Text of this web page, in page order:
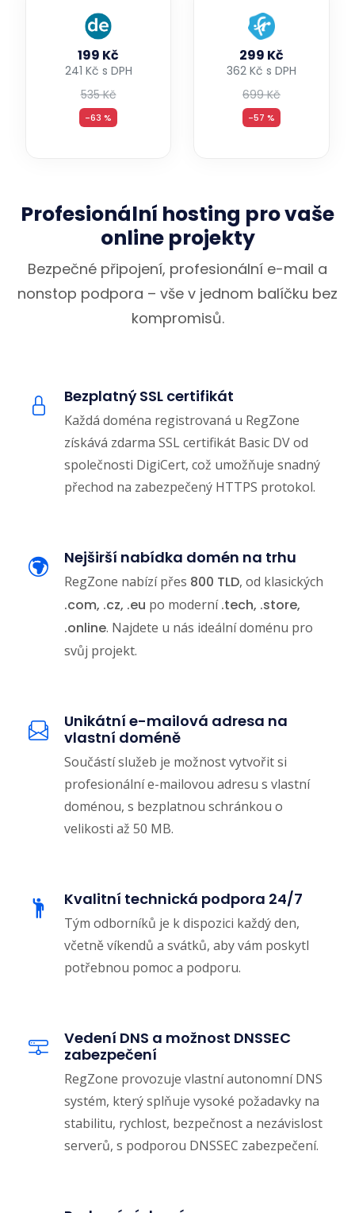
199 Kč
241 Kč s DPH
535 Kč
-63 %
299 Kč
362 Kč s DPH
699 Kč
-57 %
Profesionální hosting pro vaše
online projekty
Bezpečné připojení, profesionální e-mail a
nonstop podpora – vše v jednom balíčku bez
kompromisů.
Bezplatný SSL certifikát
Každá doména registrovaná u RegZone
získává zdarma SSL certifikát Basic DV od
společnosti DigiCert, což umožňuje snadný
přechod na zabezpečený HTTPS protokol.
Nejširší nabídka domén na trhu
RegZone nabízí přes 800 TLD, od klasických
.com, .cz, .eu po moderní.tech, .store,
.online. Najdete u nás ideální doménu pro
svůj projekt.
Unikátní e-mailová adresa na
vlastní doméně
Součástí služeb je možnost vytvořit si
profesionální e-mailovou adresu s vlastní
doménou, s bezplatnou schránkou o
velikosti až 50 MB.
Kvalitní technická podpora 24/7
Tým odborníků je k dispozici každý den,
včetně víkendů a svátků, aby vám poskytl
potřebnou pomoc a podporu.
Vedení DNS a možnost DNSSEC
zabezpečení
RegZone provozuje vlastní autonomní DNS
systém, který splňuje vysoké požadavky na
stabilitu, rychlost, bezpečnost a nezávislost
serverů, s podporou DNSSEC zabezpečení.